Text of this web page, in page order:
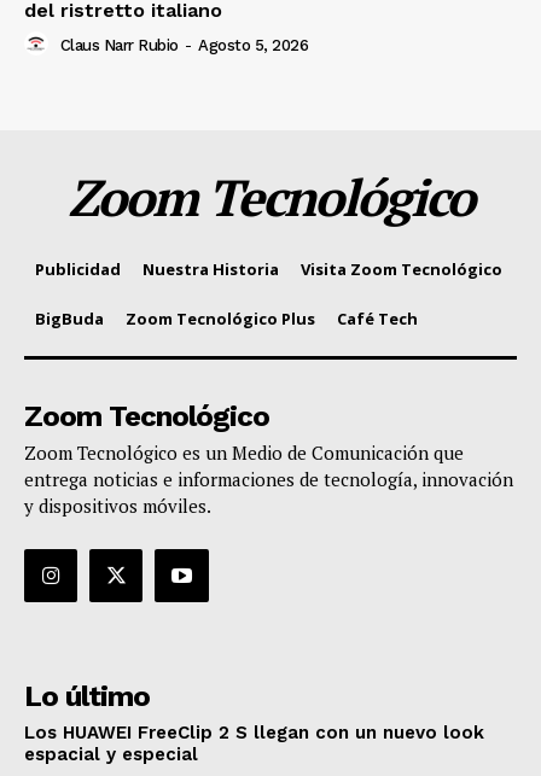
del ristretto italiano
Claus Narr Rubio - Agosto 5, 2026
Zoom Tecnológico
Publicidad Nuestra Historia Visita Zoom Tecnológico
BigBuda Zoom Tecnológico Plus Café Tech
Zoom Tecnológico
Zoom Tecnológico es un Medio de Comunicación que
entrega noticias e informaciones de tecnología, innovación
y dispositivos móviles.
Lo último
Los HUAWEI FreeClip 2 S llegan con un nuevo look
espacial y especial